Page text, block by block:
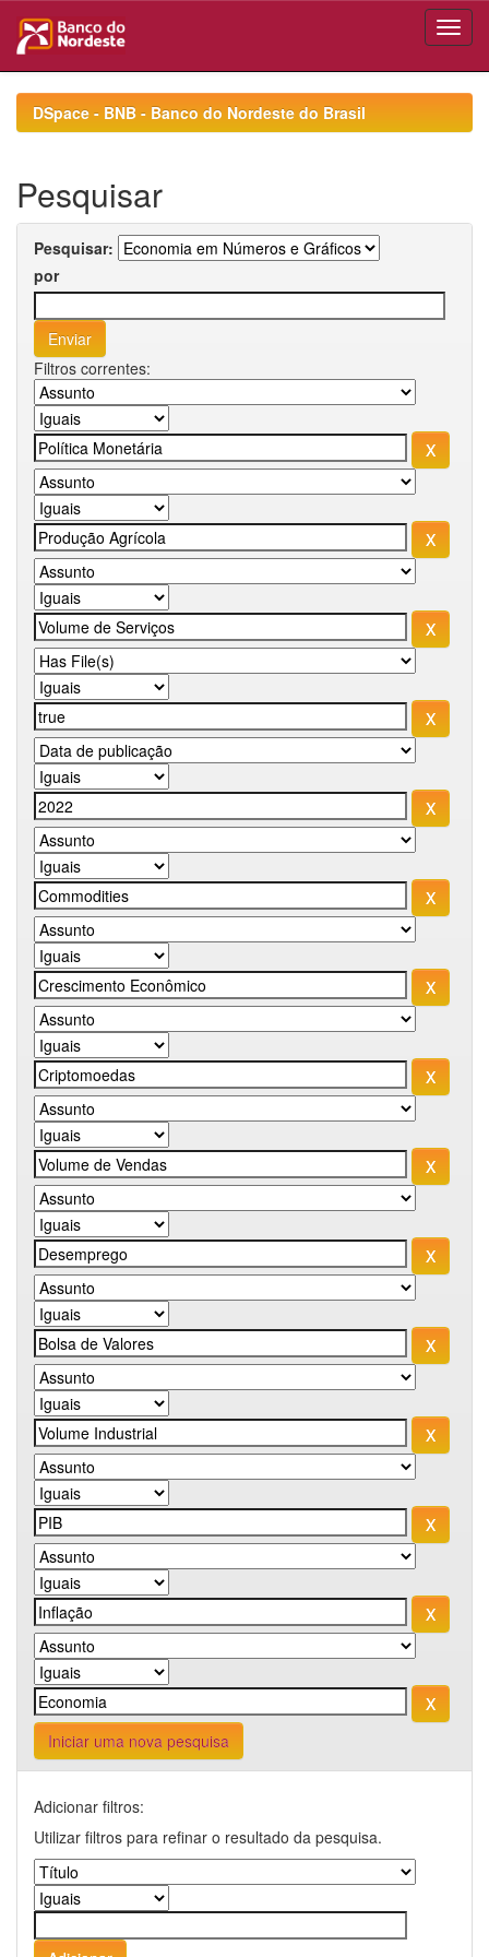
navigationDSpace - BNB - Banco do Nordeste do Brasil
Pesquisar
Pesquisar:
por
Filtros correntes:
Iniciar uma nova pesquisa
Adicionar filtros:
Utilizar filtros para refinar o resultado da pesquisa.